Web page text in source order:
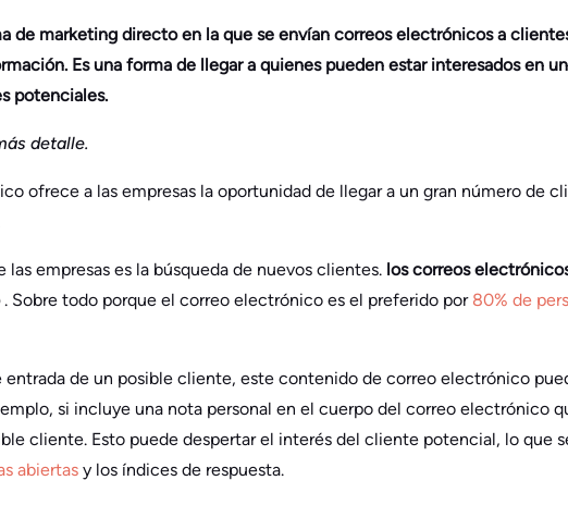
de marketing directo en la que se envían correos electrónicos a
Es una forma de llegar a quienes pueden estar interesados en
potenciales.
detalle.
ofrece a las empresas la oportunidad de llegar a un gran número de
las empresas es la búsqueda de nuevos clientes. los correos
. Sobre todo porque el correo electrónico es el preferido por 80% de
entrada de un posible cliente, este contenido de correo electrónico
si incluye una nota personal en el cuerpo del correo electrónico
cliente. Esto puede despertar el interés del cliente potencial, lo que
abiertas y los índices de respuesta.